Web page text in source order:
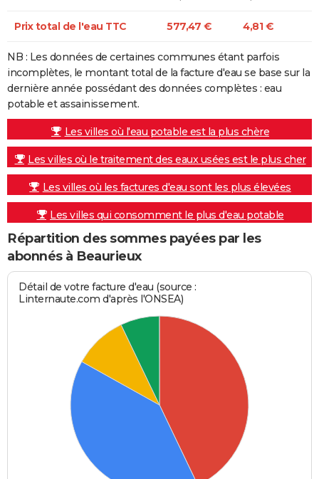
Prix total de l'eau TTC 577,47 € 4,81 €
NB : Les données de certaines communes étant parfois
incomplètes, le montant total de la facture d'eau se base sur la
dernière année possédant des données complètes : eau
potable et assainissement.
Les villes où l'eau potable est la plus chère
Les villes où le traitement des eaux usées est le plus cher
Les villes où les factures d'eau sont les plus élevées
Les villes qui consomment le plus d'eau potable
Répartition des sommes payées par les
abonnés à Beaurieux
Détail de votre facture d'eau (source :
Linternaute.com d'après l'ONSEA)